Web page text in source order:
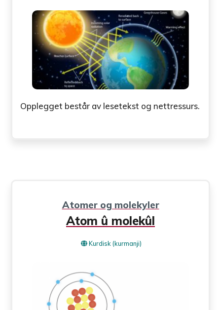
Opplegget består av lesetekst og nettressurs.
Atomer og molekyler
Atom û molekûl
Kurdisk (kurmanji)